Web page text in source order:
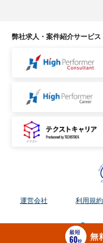
弊社求人・案件紹介サービス
運営会社 利用規約